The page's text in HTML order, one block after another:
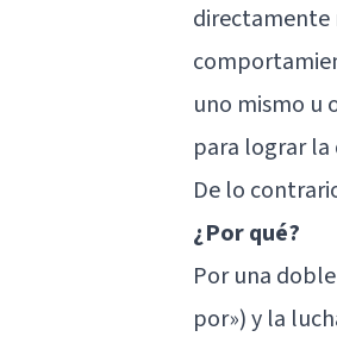
directamente
uno mismo u
para lograr
De lo
¿Por qué?
Por una
por») y la